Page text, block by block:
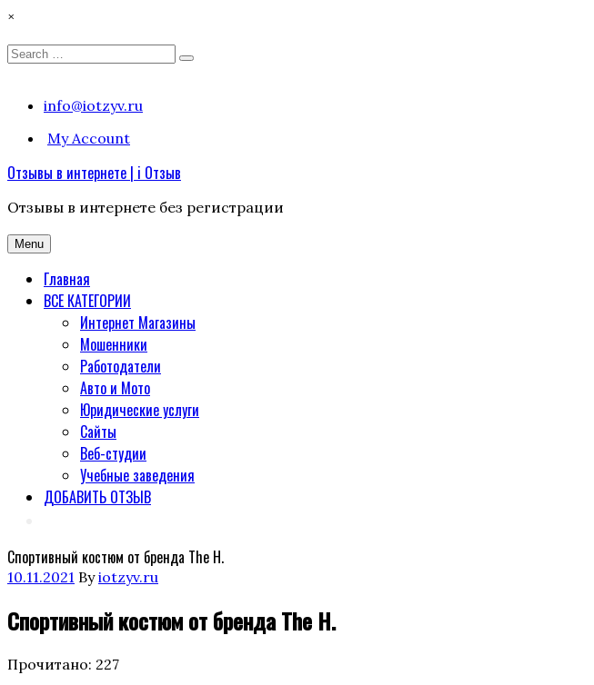
×
Search
Search
Skip
content
info@iotzyv.ru
My Account
Отзывы в интернете | i Отзыв
Отзывы в интернете без регистрации
Menu
Главная
ВСЕ КАТЕГОРИИ
Интернет Магазины
Мошенники
Работодатели
Авто и Мото
Юридические услуги
Сайты
Веб-студии
Учебные заведения
ДОБАВИТЬ ОТЗЫВ
Спортивный костюм от бренда The H.
Posted
10.11.2021 Byiotzyv.ru
Спортивный костюм от бренда The H.
Прочитано: 227